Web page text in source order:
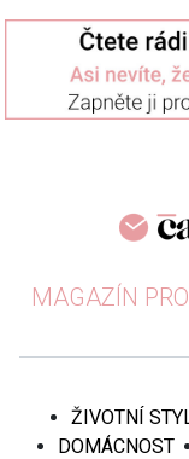
MAGAZÍN
ŽIVOTNÍ
DOMÁCNOST